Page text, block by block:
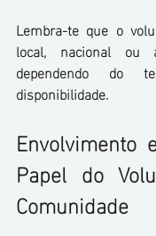
Lembra-te que o
local, nacional ou
dependendo do
disponibilidade.
Envolvimento
Papel do
Comunidade